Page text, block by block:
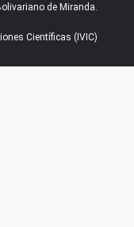
de Miranda.
Científicas (IVIC)